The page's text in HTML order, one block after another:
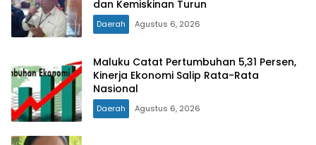
dan Kemiskinan Turun
Daerah Agustus 6, 2026
Maluku Catat Pertumbuhan 5,31 Persen,
Kinerja Ekonomi Salip Rata-Rata
Nasional
Daerah Agustus 6, 2026